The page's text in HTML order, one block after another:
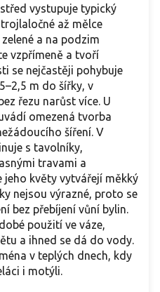
vystupuje typický
až mělce
a na podzim
vzpřímeně a tvoří
se nejčastěji pohybuje
m do šířky, v
řezu narůst více. U
omezená tvorba
šíření. V
s tavolníky,
travami a
květy vytvářejí měkký
nejsou výrazné, proto se
bez přebíjení vůní bylin.
použití ve váze,
a ihned se dá do vody.
v teplých dnech, kdy
i motýli.